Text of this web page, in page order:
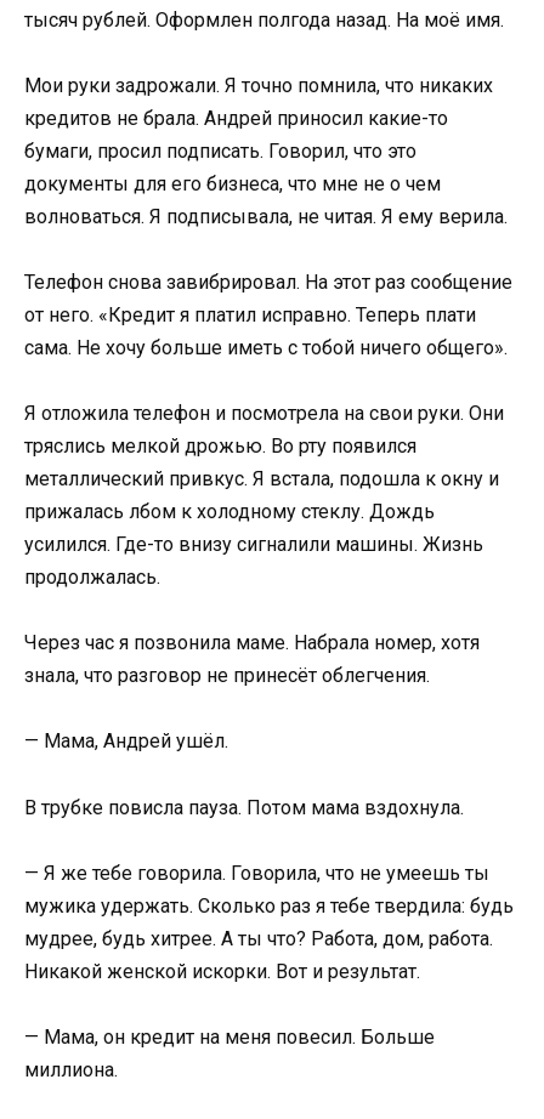
тысяч рублей. Оформлен полгода назад. На моё имя.
Мои руки задрожали. Я точно помнила, что никаких
кредитов не брала. Андрей приносил какие-то
бумаги, просил подписать. Говорил, что это
документы для его бизнеса, что мне не о чем
волноваться. Я подписывала, не читая. Я ему верила.
Телефон снова завибрировал. На этот раз сообщение
от него. «Кредит я платил исправно. Теперь плати
сама. Не хочу больше иметь с тобой ничего общего».
Я отложила телефон и посмотрела на свои руки. Они
тряслись мелкой дрожью. Во рту появился
металлический привкус. Я встала, подошла к окну и
прижалась лбом к холодному стеклу. Дождь
усилился. Где-то внизу сигналили машины. Жизнь
продолжалась.
Через час я позвонила маме. Набрала номер, хотя
знала, что разговор не принесёт облегчения.
— Мама, Андрей ушёл.
В трубке повисла пауза. Потом мама вздохнула.
— Я же тебе говорила. Говорила, что не умеешь ты
мужика удержать. Сколько раз я тебе твердила: будь
мудрее, будь хитрее. А ты что? Работа, дом, работа.
Никакой женской искорки. Вот и результат.
— Мама, он кредит на меня повесил. Больше
миллиона.